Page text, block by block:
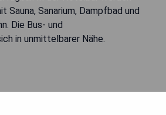
Sanarium, Dampfbad und
Die Bus- und
in unmittelbarer Nähe.